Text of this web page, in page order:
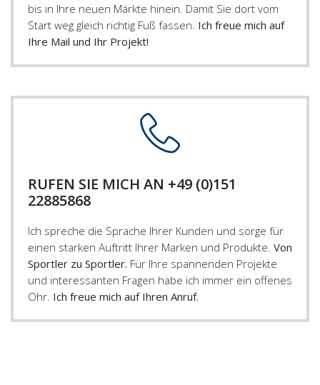
bis in Ihre neuen Märkte hinein. Damit Sie dort vom
Start weg gleich richtig Fuß fassen. Ich freue mich auf
Ihre Mail und Ihr Projekt!
RUFEN SIE MICH AN +49 (0)151
22885868
Ich spreche die Sprache Ihrer Kunden und sorge für
einen starken Auftritt Ihrer Marken und Produkte. Von
Sportler zu Sportler. Für Ihre spannenden Projekte
und interessanten Fragen habe ich immer ein offenes
Ohr. Ich freue mich auf Ihren Anruf.